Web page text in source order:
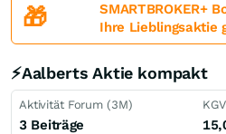
🎁
SMARTBROKER+
Ihre Lieblingsaktie
⚡Aalberts Aktie kompakt
Aktivität Forum (3M)
3 Beiträge
KGV